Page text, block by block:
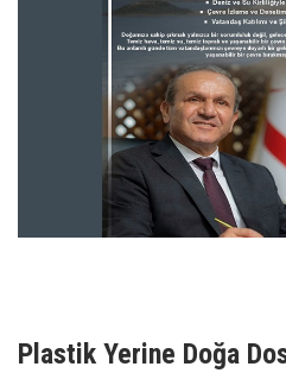
Plastik Yerine Doğa